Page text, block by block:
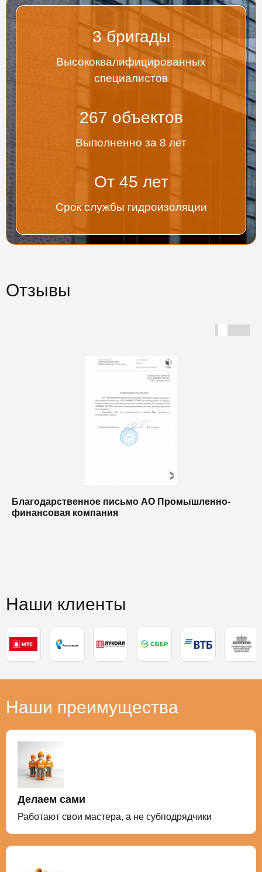
3бригады
Высококвалифицированных
специалистов
267 объектов
Выполненно за 8 лет
От 45 лет
Срок службы гидроизоляции
Отзывы
Благодарственное письмо АО Промышленно-
финансовая компания
Наши клиенты
Наши преимущества
Делаем сами
Работают свои мастера, а не субподрядчики